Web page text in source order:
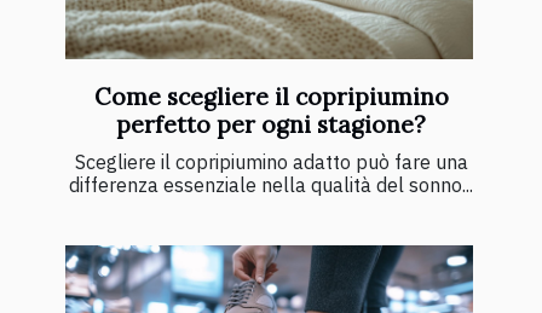
Come scegliere il copripiumino
perfetto per ogni stagione?
Scegliere il copripiumino adatto può fare una
differenza essenziale nella qualità del sonno...